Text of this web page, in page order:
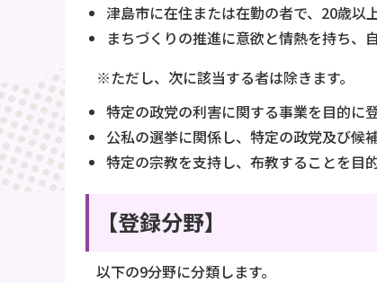
津島市に在住または在勤の者で、20歳以
まちづくりの推進に意欲と情熱を持ち、
※ただし、次に該当する者は除きます。
特定の政党の利害に関する事業を目的に
公私の選挙に関係し、特定の政党及び候
特定の宗教を支持し、布教することを目
【登録分野】
以下の9分野に分類します。